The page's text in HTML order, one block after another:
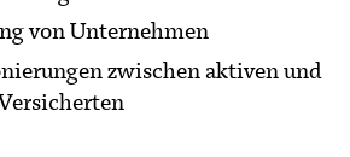
von Unternehmen
zwischen aktiven und